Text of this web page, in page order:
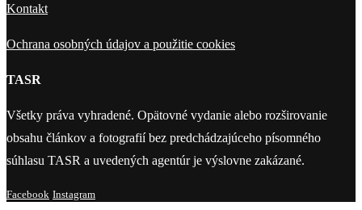
Kontakt
Ochrana osobných údajov a použitie cookies
TASR
Všetky práva vyhradené. Opätovné vydanie alebo rozširovanie
obsahu článkov a fotografií bez predchádzajúceho písomného
súhlasu TASR a uvedených agentúr je výslovne zakázané.
Facebook Instagram